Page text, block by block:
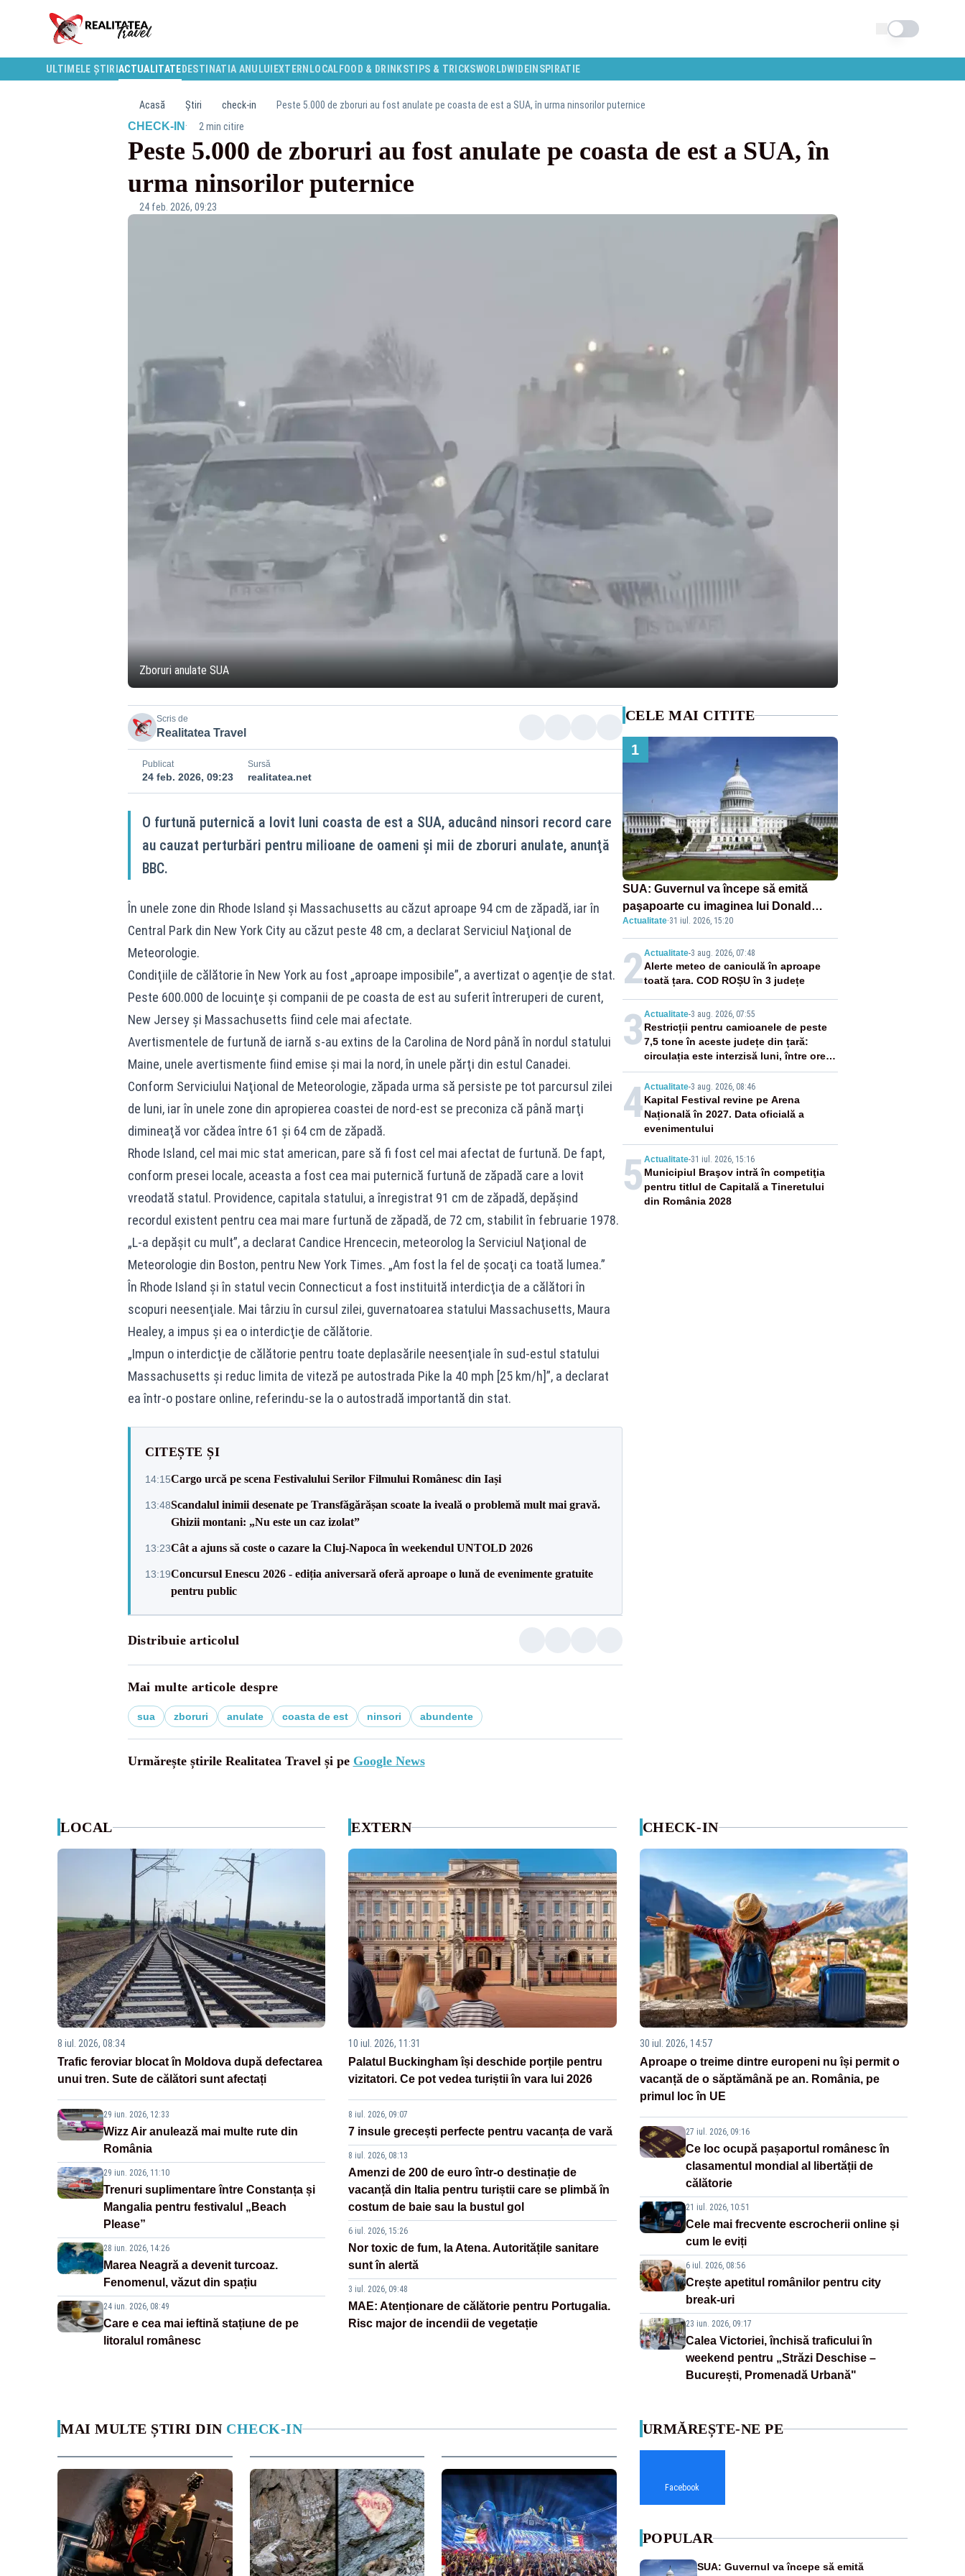
Schimba tema
ULTIMELE ȘTIRI ACTUALITATE DESTINATIA ANULUI EXTERN LOCAL FOOD & DRINKSTIPS & TRICKSWORLDWIDEINSPIRATIE
Acasă Știri check-in Peste 5.000 de zboruri au fost anulate pe coasta de est a SUA, în urma ninsorilor puternice
CHECK-IN · 2 min citire
Peste 5.000 de zboruri au fost anulate pe coasta de est a SUA, în
urma ninsorilor puternice
24 feb. 2026, 09:23
Zboruri anulate SUA
Scris de
Realitatea Travel
Publicat
24 feb. 2026, 09:23
Sursă
realitatea.net
O furtună puternică a lovit luni coasta de est a SUA, aducând ninsori record care
au cauzat perturbări pentru milioane de oameni şi mii de zboruri anulate, anunţă
BBC.
În unele zone din Rhode Island şi Massachusetts au căzut aproape 94 cm de zăpadă, iar în
Central Park din New York City au căzut peste 48 cm, a declarat Serviciul Naţional de
Meteorologie.
Condiţiile de călătorie în New York au fost „aproape imposibile”, a avertizat o agenţie de stat.
Peste 600.000 de locuinţe şi companii de pe coasta de est au suferit întreruperi de curent,
New Jersey şi Massachusetts fiind cele mai afectate.
Avertismentele de furtună de iarnă s-au extins de la Carolina de Nord până în nordul statului
Maine, unele avertismente fiind emise şi mai la nord, în unele părţi din estul Canadei.
Conform Serviciului Naţional de Meteorologie, zăpada urma să persiste pe tot parcursul zilei
de luni, iar în unele zone din apropierea coastei de nord-est se preconiza că până marţi
dimineaţă vor cădea între 61 şi 64 cm de zăpadă.
Rhode Island, cel mai mic stat american, pare să fi fost cel mai afectat de furtună. De fapt,
conform presei locale, aceasta a fost cea mai puternică furtună de zăpadă care a lovit
vreodată statul. Providence, capitala statului, a înregistrat 91 cm de zăpadă, depăşind
recordul existent pentru cea mai mare furtună de zăpadă, de 72 cm, stabilit în februarie 1978.
„L-a depăşit cu mult”, a declarat Candice Hrencecin, meteorolog la Serviciul Naţional de
Meteorologie din Boston, pentru New York Times. „Am fost la fel de şocaţi ca toată lumea.”
În Rhode Island şi în statul vecin Connecticut a fost instituită interdicţia de a călători în
scopuri neesenţiale. Mai târziu în cursul zilei, guvernatoarea statului Massachusetts, Maura
Healey, a impus şi ea o interdicţie de călătorie.
„Impun o interdicţie de călătorie pentru toate deplasările neesenţiale în sud-estul statului
Massachusetts şi reduc limita de viteză pe autostrada Pike la 40 mph [25 km/h]”, a declarat
ea într-o postare online, referindu-se la o autostradă importantă din stat.
CITEȘTE ȘI
14:15Cargo urcă pe scena Festivalului Serilor Filmului Românesc din Iași
13:48Scandalul inimii desenate pe Transfăgărășan scoate la iveală o problemă mult mai gravă.
Ghizii montani: „Nu este un caz izolat”
13:23Cât a ajuns să coste o cazare la Cluj-Napoca în weekendul UNTOLD 2026
13:19Concursul Enescu 2026 - ediția aniversară oferă aproape o lună de evenimente gratuite
pentru public
Distribuie articolul
Mai multe articole despre
sua zboruri anulate coasta de est ninsori abundente
Urmărește știrile Realitatea Travel și pe Google News
CELE MAI CITITE
1
SUA: Guvernul va începe să emită
paşapoarte cu imaginea lui Donald
Trump începând cu 8 august
Actualitate·31 iul. 2026, 15:20
2Actualitate-3 aug. 2026, 07:48
Alerte meteo de caniculă în aproape
toată țara. COD ROȘU în 3 județe
3 Actualitate-3 aug. 2026, 07:55
Restricții pentru camioanele de peste
7,5 tone în aceste județe din țară:
circulația este interzisă luni, între orele
12:00 și 20:00
4Actualitate-3 aug. 2026, 08:46
Kapital Festival revine pe Arena
Națională în 2027. Data oficială a
evenimentului
5 Actualitate-31 iul. 2026, 15:16
Municipiul Braşov intră în competiţia
pentru titlul de Capitală a Tineretului
din România 2028
LOCAL
8 iul. 2026, 08:34
Trafic feroviar blocat în Moldova după defectarea
unui tren. Sute de călători sunt afectați
29 iun. 2026, 12:33
Wizz Air anulează mai multe rute din
România
29 iun. 2026, 11:10
Trenuri suplimentare între Constanța și
Mangalia pentru festivalul „Beach
Please”
28 iun. 2026, 14:26
Marea Neagră a devenit turcoaz.
Fenomenul, văzut din spațiu
24 iun. 2026, 08:49
Care e cea mai ieftină stațiune de pe
litoralul românesc
EXTERN
10 iul. 2026, 11:31
Palatul Buckingham își deschide porțile pentru
vizitatori. Ce pot vedea turiștii în vara lui 2026
8 iul. 2026, 09:07
7 insule grecești perfecte pentru vacanța de vară
8 iul. 2026, 08:13
Amenzi de 200 de euro într-o destinație de
vacanță din Italia pentru turiștii care se plimbă în
costum de baie sau la bustul gol
6 iul. 2026, 15:26
Nor toxic de fum, la Atena. Autoritățile sanitare
sunt în alertă
3 iul. 2026, 09:48
MAE: Atenționare de călătorie pentru Portugalia.
Risc major de incendii de vegetație
CHECK-IN
30 iul. 2026, 14:57
Aproape o treime dintre europeni nu își permit o
vacanță de o săptămână pe an. România, pe
primul loc în UE
27 iul. 2026, 09:16
Ce loc ocupă pașaportul românesc în
clasamentul mondial al libertății de
călătorie
21 iul. 2026, 10:51
Cele mai frecvente escrocherii online și
cum le eviți
6 iul. 2026, 08:56
Crește apetitul românilor pentru city
break-uri
23 iun. 2026, 09:17
Calea Victoriei, închisă traficului în
weekend pentru „Străzi Deschise –
București, Promenadă Urbană"
MAI MULTE ȘTIRI DIN CHECK-IN URMĂREȘTE-NE PE
Facebook
POPULAR
SUA: Guvernul va începe să emită